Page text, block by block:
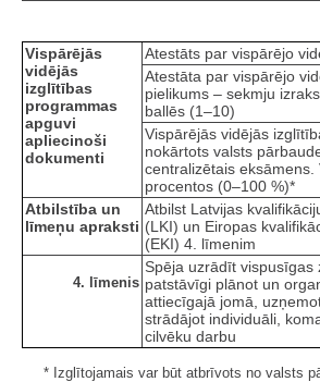
Vispārējās
vidējās
izglītības
programmas
apguvi
apliecinoši
dokumenti
Atestāts par vispārējo
Atestāta par vispārējo
pielikums – sekmju
ballēs (1–10)
Vispārējās vidējās
nokārtots valsts
centralizētais eksāmens.
procentos (0–100 %)*
Atbilstība un
līmeņu apraksti
Atbilst Latvijas
(LKI) un Eiropas
(EKI) 4. līmenim
4. līmenis
Spēja uzrādīt vispusīgas
patstāvīgi plānot un
attiecīgajā jomā,
strādājot individuāli,
cilvēku darbu
* Izglītojamais var būt atbrīvots no valsts